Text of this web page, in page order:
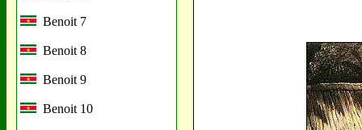
Benoit 7
Benoit 8
Benoit 9
Benoit 10